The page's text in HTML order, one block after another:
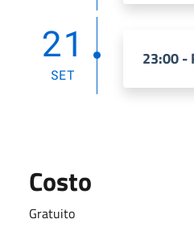
21
SET
23:00 -
Costo
Gratuito